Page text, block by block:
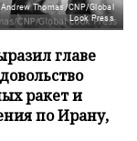
Thomas/CNP/Global
Look Press
главе
ракет и
по Ирану,